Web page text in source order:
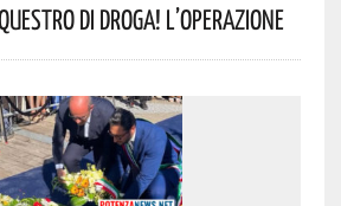
Di Droga! L’operazione